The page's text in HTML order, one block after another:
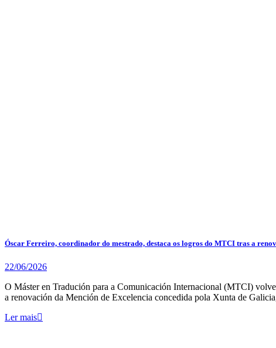
Óscar Ferreiro, coordinador do mestrado, destaca os logros do MTCI tras a
22/06/2026
O Máster en Tradución para a Comunicación Internacional (MTCI)
a renovación da Mención de Excelencia concedida pola Xunta de
Ler mais